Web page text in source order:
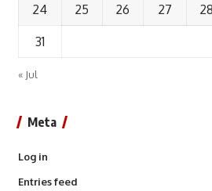
24 25 26 27 28
31
« Jul
Meta
Log in
Entries feed